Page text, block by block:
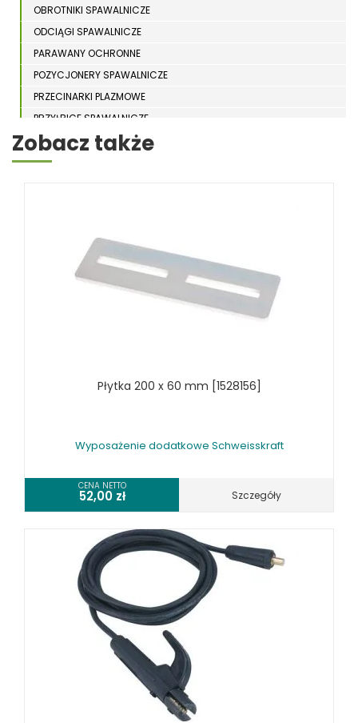
OBROTNIKI SPAWALNICZE
ODCIĄGI SPAWALNICZE
PARAWANY OCHRONNE
POZYCJONERY SPAWALNICZE
PRZECINARKI PLAZMOWE
PRZYŁBICE SPAWALNICZE
SPAWARKI
STOŁY SPAWALNICZE
WYPOSAŻENIE DODATKOWE SCHWEISSKRAFT
RÓŻNE OKAZJE
Zobacz także
Płytka 200 x 60 mm [1528156]
Wyposażenie dodatkowe Schweisskraft
CENA NETTO
52,00 zł Szczegóły